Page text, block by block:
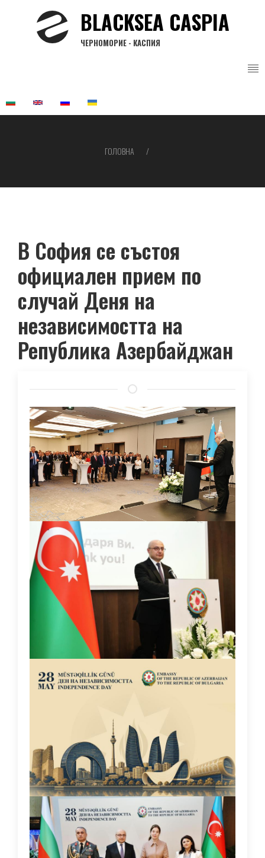
BLACKSEA CASPIA
ЧЕРНОМОРИЕ - КАСПИЯ
навіґації
ГОЛОВНА
В София се състоя
официален прием по
случай Деня на
независимостта на
Република Азербайджан